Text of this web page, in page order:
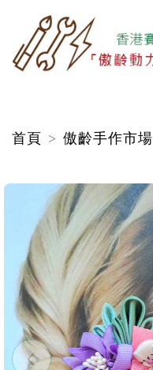
首頁 傲齡手作市場